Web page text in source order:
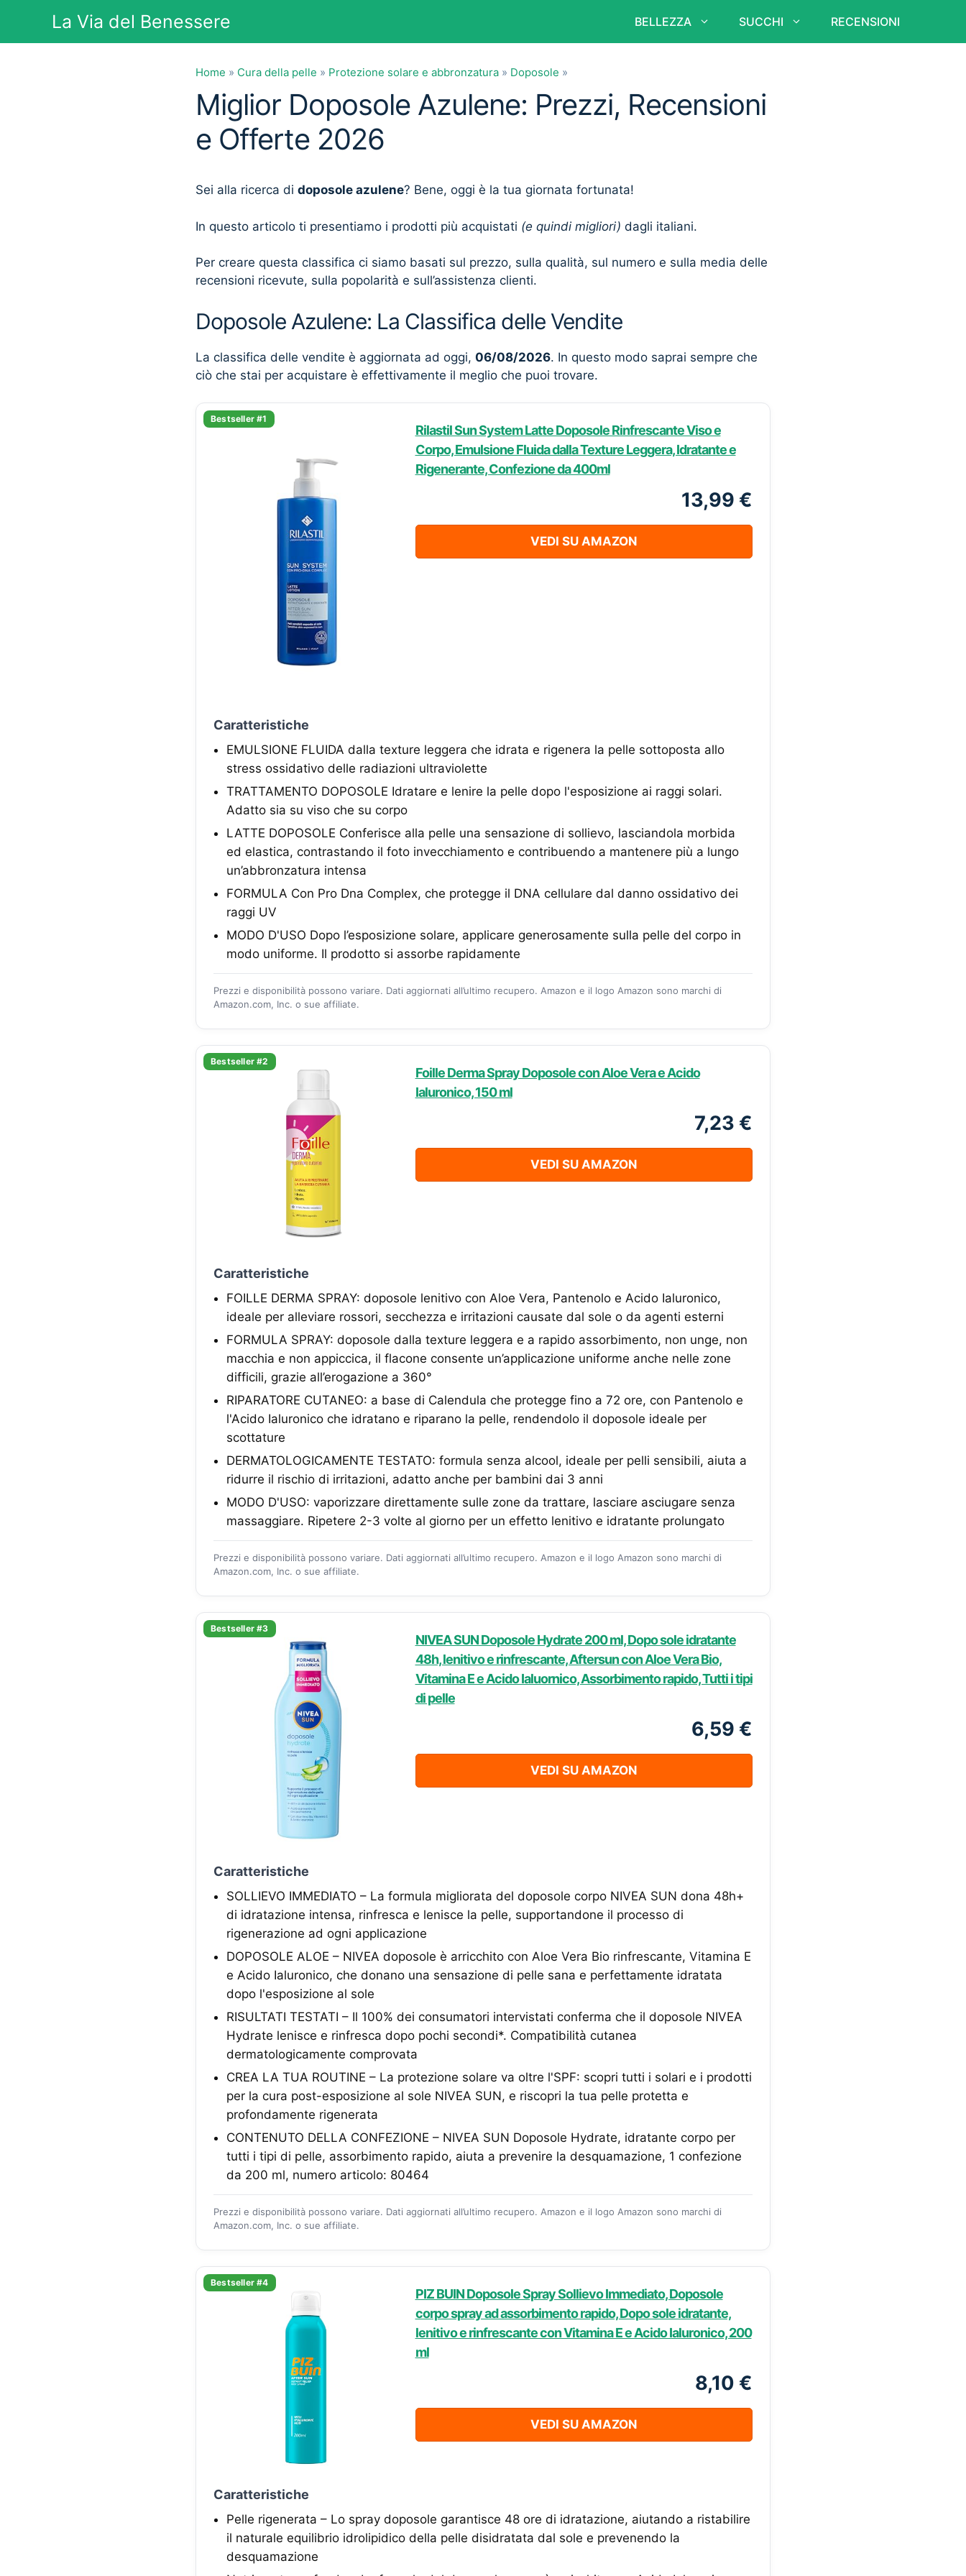
contenuto
La Via del Benessere BELLEZZA SUCCHI RECENSIONI
Home » Cura della pelle » Protezione solare e abbronzatura » Doposole »
Miglior Doposole Azulene: Prezzi, Recensioni
e Offerte 2026
Sei alla ricerca di doposole azulene? Bene, oggi è la tua giornata fortunata!
In questo articolo ti presentiamo i prodotti più acquistati (e quindi migliori) dagli italiani.
Per creare questa classifica ci siamo basati sul prezzo, sulla qualità, sul numero e sulla media delle
recensioni ricevute, sulla popolarità e sull’assistenza clienti.
Doposole Azulene: La Classifica delle Vendite
La classifica delle vendite è aggiornata ad oggi, 06/08/2026. In questo modo saprai sempre che
ciò che stai per acquistare è effettivamente il meglio che puoi trovare.
Bestseller #1
Rilastil Sun System Latte Doposole Rinfrescante Viso e
Corpo, Emulsione Fluida dalla Texture Leggera, Idratante e
Rigenerante, Confezione da 400ml
13,99 €
VEDI SU AMAZON
Caratteristiche
EMULSIONE FLUIDA dalla texture leggera che idrata e rigenera la pelle sottoposta allo
stress ossidativo delle radiazioni ultraviolette
TRATTAMENTO DOPOSOLE Idratare e lenire la pelle dopo l'esposizione ai raggi solari.
Adatto sia su viso che su corpo
LATTE DOPOSOLE Conferisce alla pelle una sensazione di sollievo, lasciandola morbida
ed elastica, contrastando il foto invecchiamento e contribuendo a mantenere più a lungo
un’abbronzatura intensa
FORMULA Con Pro Dna Complex, che protegge il DNA cellulare dal danno ossidativo dei
raggi UV
MODO D'USO Dopo l’esposizione solare, applicare generosamente sulla pelle del corpo in
modo uniforme. Il prodotto si assorbe rapidamente
Prezzi e disponibilità possono variare. Dati aggiornati all’ultimo recupero. Amazon e il logo Amazon sono marchi di
Amazon.com, Inc. o sue affiliate.
Bestseller #2
Foille Derma Spray Doposole con Aloe Vera e Acido
Ialuronico, 150 ml
7,23 €
VEDI SU AMAZON
Caratteristiche
FOILLE DERMA SPRAY: doposole lenitivo con Aloe Vera, Pantenolo e Acido Ialuronico,
ideale per alleviare rossori, secchezza e irritazioni causate dal sole o da agenti esterni
FORMULA SPRAY: doposole dalla texture leggera e a rapido assorbimento, non unge, non
macchia e non appiccica, il flacone consente un’applicazione uniforme anche nelle zone
difficili, grazie all’erogazione a 360°
RIPARATORE CUTANEO: a base di Calendula che protegge fino a 72 ore, con Pantenolo e
l'Acido Ialuronico che idratano e riparano la pelle, rendendolo il doposole ideale per
scottature
DERMATOLOGICAMENTE TESTATO: formula senza alcool, ideale per pelli sensibili, aiuta a
ridurre il rischio di irritazioni, adatto anche per bambini dai 3 anni
MODO D'USO: vaporizzare direttamente sulle zone da trattare, lasciare asciugare senza
massaggiare. Ripetere 2-3 volte al giorno per un effetto lenitivo e idratante prolungato
Prezzi e disponibilità possono variare. Dati aggiornati all’ultimo recupero. Amazon e il logo Amazon sono marchi di
Amazon.com, Inc. o sue affiliate.
Bestseller #3
NIVEA SUN Doposole Hydrate 200 ml, Dopo sole idratante
48h, lenitivo e rinfrescante, Aftersun con Aloe Vera Bio,
Vitamina E e Acido Ialuornico, Assorbimento rapido, Tutti i tipi
di pelle
6,59 €
VEDI SU AMAZON
Caratteristiche
SOLLIEVO IMMEDIATO – La formula migliorata del doposole corpo NIVEA SUN dona 48h+
di idratazione intensa, rinfresca e lenisce la pelle, supportandone il processo di
rigenerazione ad ogni applicazione
DOPOSOLE ALOE – NIVEA doposole è arricchito con Aloe Vera Bio rinfrescante, Vitamina E
e Acido Ialuronico, che donano una sensazione di pelle sana e perfettamente idratata
dopo l'esposizione al sole
RISULTATI TESTATI – Il 100% dei consumatori intervistati conferma che il doposole NIVEA
Hydrate lenisce e rinfresca dopo pochi secondi*. Compatibilità cutanea
dermatologicamente comprovata
CREA LA TUA ROUTINE – La protezione solare va oltre l'SPF: scopri tutti i solari e i prodotti
per la cura post-esposizione al sole NIVEA SUN, e riscopri la tua pelle protetta e
profondamente rigenerata
CONTENUTO DELLA CONFEZIONE – NIVEA SUN Doposole Hydrate, idratante corpo per
tutti i tipi di pelle, assorbimento rapido, aiuta a prevenire la desquamazione, 1 confezione
da 200 ml, numero articolo: 80464
Prezzi e disponibilità possono variare. Dati aggiornati all’ultimo recupero. Amazon e il logo Amazon sono marchi di
Amazon.com, Inc. o sue affiliate.
Bestseller #4
PIZ BUIN Doposole Spray Sollievo Immediato, Doposole
corpo spray ad assorbimento rapido, Dopo sole idratante,
lenitivo e rinfrescante con Vitamina E e Acido Ialuronico, 200
ml
8,10 €
VEDI SU AMAZON
Caratteristiche
Pelle rigenerata – Lo spray doposole garantisce 48 ore di idratazione, aiutando a ristabilire
il naturale equilibrio idrolipidico della pelle disidratata dal sole e prevenendo la
desquamazione